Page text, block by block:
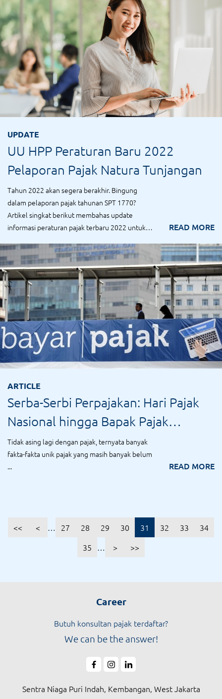
UPDATE
UU HPP Peraturan Baru 2022
Pelaporan Pajak Natura Tunjangan
Tahun 2022 akan segera berakhir. Bingung
dalam pelaporan pajak tahunan SPT 1770?
Artikel singkat berikut membahas update
informasi peraturan pajak terbaru 2022 untuk
READ MORE
ARTICLE
Serba-Serbi Perpajakan: Hari Pajak
Nasional hingga Bapak Pajak
Indonesia
Tidak asing lagi dengan pajak, ternyata banyak
fakta-fakta unik pajak yang masih banyak belum
...
READ MORE
<< < … 27 28 29 30 31 32 33
34
35
… > >>
Career
Butuh konsultan pajak terdaftar?
We can be the answer!
Sentra Niaga Puri Indah, Kembangan, West Jakarta